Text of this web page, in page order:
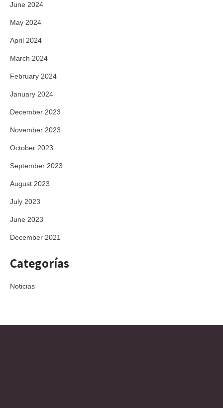
June 2024
May 2024
April 2024
March 2024
February 2024
January 2024
December 2023
November 2023
October 2023
September 2023
August 2023
July 2023
June 2023
December 2021
Categorías
Noticias